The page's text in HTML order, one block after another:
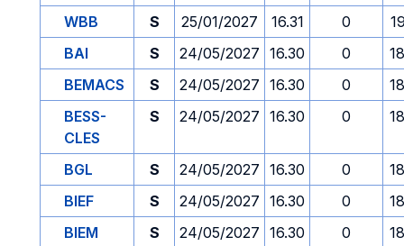
WBB
S 25/01/2027 16.31 0
BAI
S 24/05/2027 16.30 0
BEMACS
S 24/05/2027 16.30 0
BESS-
CLES
S 24/05/2027 16.30 0
BGL S 24/05/2027 16.30 0
BIEF
S 24/05/2027 16.30 0
BIEM
S 24/05/2027 16.30 0